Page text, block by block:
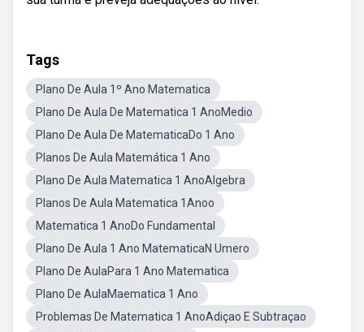
Tags
Plano De Aula 1º Ano Matematica
Plano De Aula De Matematica 1 AnoMedio
Plano De Aula De MatematicaDo 1 Ano
Planos De Aula Matemática 1 Ano
Plano De Aula Matematica 1 AnoAlgebra
Planos De Aula Matematica 1Anoo
Matematica 1 AnoDo Fundamental
Plano De Aula 1 Ano MatematicaN Umero
Plano De AulaPara 1 Ano Matematica
Plano De AulaMaematica 1 Ano
Problemas De Matematica 1 AnoAdiçao E Subtraçao